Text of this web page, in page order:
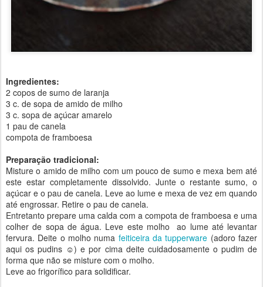
Ingredientes:
2 copos de sumo de laranja
3 c. de sopa de amido de milho
3 c. sopa de açúcar amarelo
1 pau de canela
compota de framboesa
Preparação tradicional:
Misture o amido de milho com um pouco de sumo e mexa bem até
este estar completamente dissolvido. Junte o restante sumo, o
açúcar e o pau de canela. Leve ao lume e mexa de vez em quando
até engrossar. Retire o pau de canela.
Entretanto prepare uma calda com a compota de framboesa e uma
colher de sopa de água. Leve este molho ao lume até levantar
fervura. Deite o molho numa feiticeira da tupperware (adoro fazer
aqui os pudins ☺) e por cima deite cuidadosamente o pudim de
forma que não se misture com o molho.
Leve ao frigorífico para solidificar.